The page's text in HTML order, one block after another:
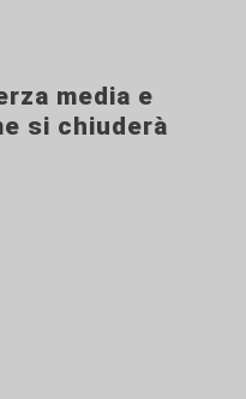
media e
si chiuderà